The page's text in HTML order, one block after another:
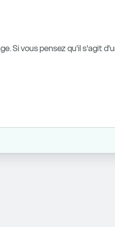
Si vous pensez qu'il s'agit